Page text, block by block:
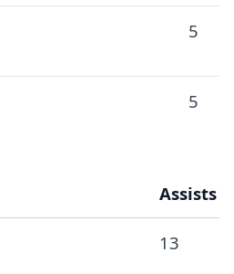
5
5
Assists
13